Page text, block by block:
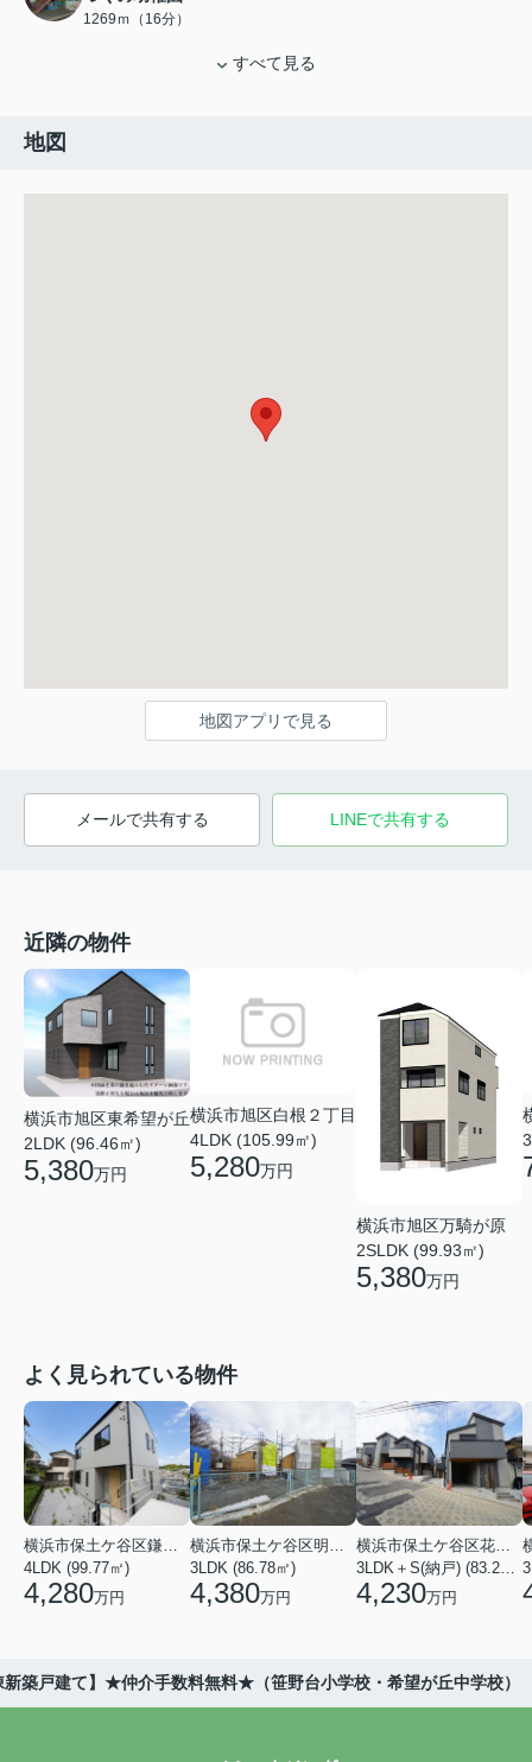
1269ｍ（16分）
すべて見る
地図
地図アプリで見る
メールで共有する LINEで共有する
近隣の物件
横浜市旭区東希望が丘
2LDK (96.46㎡)
5,380万円
横浜市旭区白根２丁目
4LDK (105.99㎡)
5,280万円
横浜市旭区万騎が原
2SLDK (99.93㎡)
5,380万円
よく見られている物件
4LDK (99.77㎡)
4,280万円
3LDK (86.78㎡)
4,380万円 4,230万円
築戸建て】★仲介手数料無料★（笹野台小学校・希望が丘中学校）